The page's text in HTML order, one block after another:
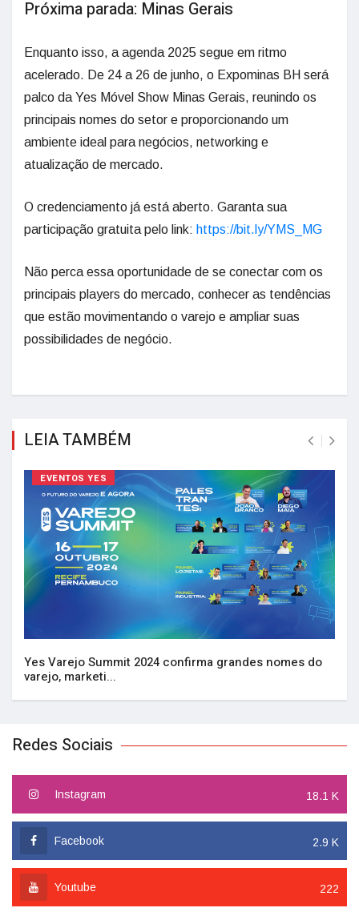
Próxima parada: Minas Gerais
Enquanto isso, a agenda 2025 segue em ritmo
acelerado. De 24 a 26 de junho, o Expominas BH será
palco da Yes Móvel Show Minas Gerais, reunindo os
principais nomes do setor e proporcionando um
ambiente ideal para negócios, networking e
atualização de mercado.
O credenciamento já está aberto. Garanta sua
participação gratuita pelo link: https://bit.ly/YMS_MG
Não perca essa oportunidade de se conectar com os
principais players do mercado, conhecer as tendências
que estão movimentando o varejo e ampliar suas
possibilidades de negócio.
LEIA TAMBÉM
EVENTOS YES
Yes Varejo Summit 2024 confirma grandes nomes do
varejo, marketi...
Redes Sociais
Instagram 18.1 K
Facebook 2.9 K
Youtube 222